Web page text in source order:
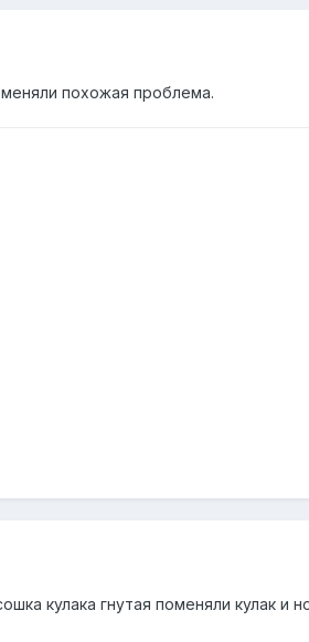
меняли похожая проблема.
кулака гнутая поменяли кулак